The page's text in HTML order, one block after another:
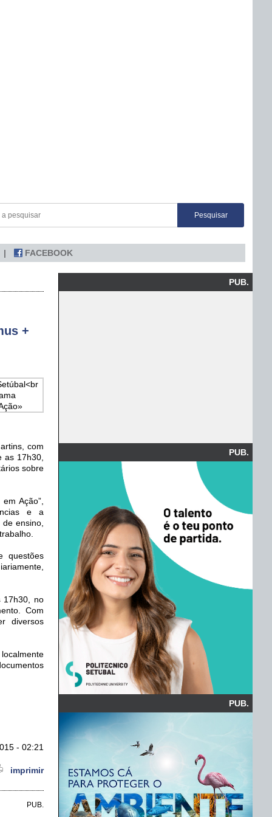
FACEBOOK
+
com
as 17h30,
sobre
Ação”,
e a
ensino,
questões
17h30, no
Com
diversos
- 02:21
imprimir
PUB.
PUB.
PUB.
PUB.